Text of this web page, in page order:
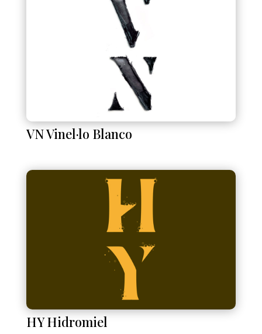
VN Vinel·lo Blanco
HY Hidromiel